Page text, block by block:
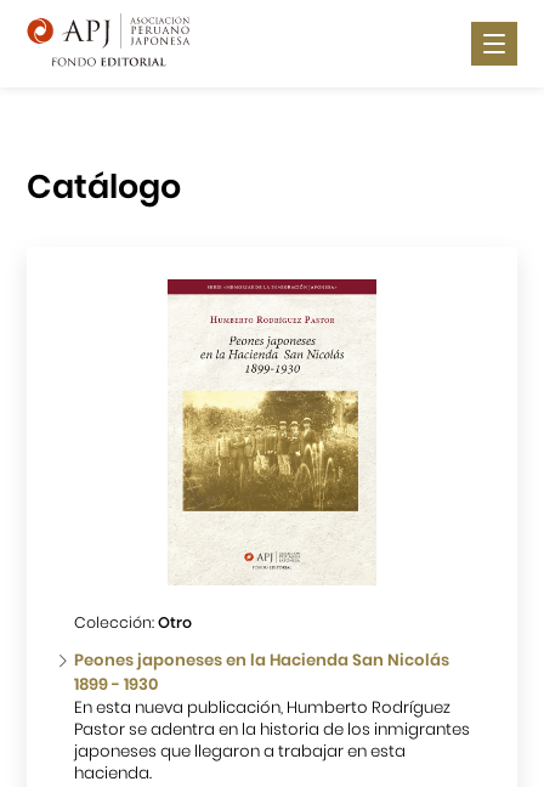
Noticias
Centro Cultural Peruano Japonés
Fondo Editorial
Teatro Peruano Japonés
Catálogo
Colección:Otro
Peones japoneses en la Hacienda San Nicolás
1899 - 1930
En esta nueva publicación, Humberto Rodríguez
Pastor se adentra en la historia de los inmigrantes
japoneses que llegaron a trabajar en esta
hacienda.